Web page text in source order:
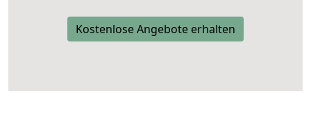
Kostenlose Angebote erhalten